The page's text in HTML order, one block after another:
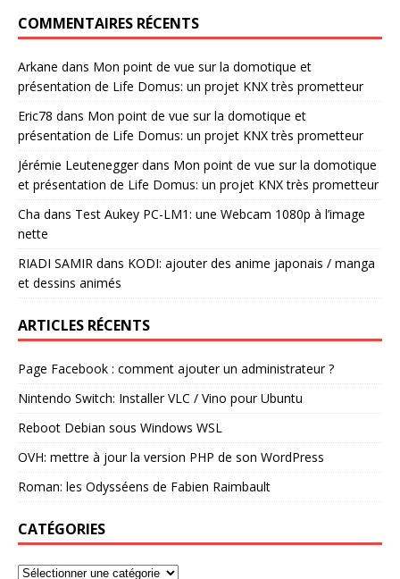
COMMENTAIRES RÉCENTS
Arkane dans Mon point de vue sur la domotique et
présentation de Life Domus: un projet KNX très prometteur
Eric78 dans Mon point de vue sur la domotique et
présentation de Life Domus: un projet KNX très prometteur
Jérémie Leuteneggerdans Mon point de vue sur la domotique
et présentation de Life Domus: un projet KNX très prometteur
Cha dans Test Aukey PC-LM1: une Webcam 1080p à l’image
nette
RIADI SAMIR dans KODI: ajouter des anime japonais / manga
et dessins animés
ARTICLES RÉCENTS
Page Facebook : comment ajouter un administrateur ?
Nintendo Switch: Installer VLC / Vino pour Ubuntu
Reboot Debian sous Windows WSL
OVH: mettre à jour la version PHP de son WordPress
Roman: les Odysséens de Fabien Raimbault
CATÉGORIES